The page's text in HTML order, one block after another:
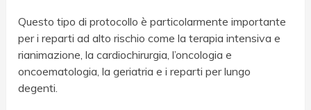
Questo tipo di protocollo è particolarmente importante
per i reparti ad alto rischio come la terapia intensiva e
rianimazione, la cardiochirurgia, l’oncologia e
oncoematologia, la geriatria e i reparti per lungo
degenti.